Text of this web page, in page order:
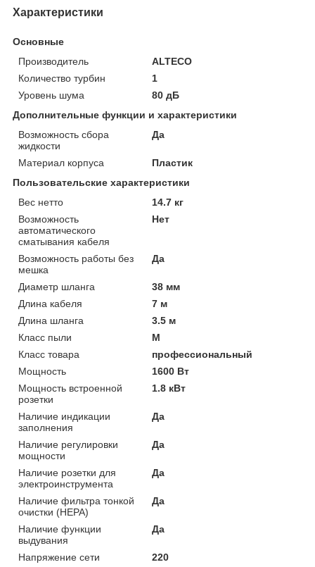
Характеристики
Основные
Производитель
ALTECO
Количество турбин
1
Уровень шума
80 дБ
Дополнительные функции и характеристики
Возможность сбора
жидкости
Да
Материал корпуса
Пластик
Пользовательские характеристики
Вес нетто
14.7 кг
Возможность
автоматического
сматывания кабеля
Нет
Возможность работы без
мешка
Да
Диаметр шланга
38 мм
Длина кабеля
7 м
Длина шланга
3.5 м
Класс пыли
M
Класс товара
профессиональный
Мощность
1600 Вт
Мощность встроенной
розетки
1.8 кВт
Наличие индикации
заполнения
Да
Наличие регулировки
мощности
Да
Наличие розетки для
электроинструмента
Да
Наличие фильтра тонкой
очистки (HEPA)
Да
Наличие функции
выдувания
Да
Напряжение сети
220